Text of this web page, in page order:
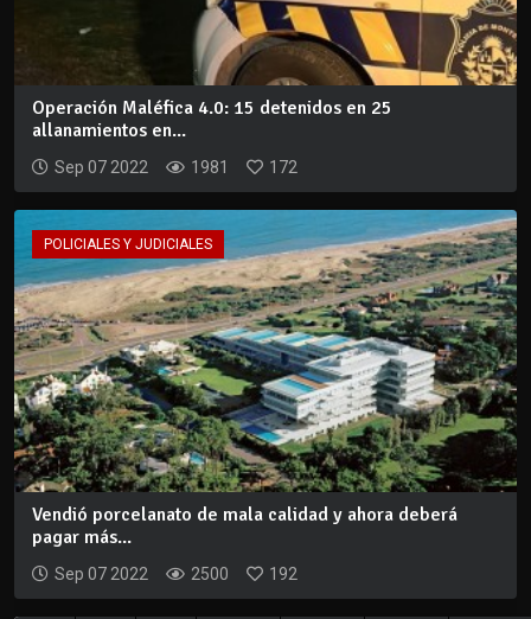
Operación Maléfica 4.0: 15 detenidos en 25
allanamientos en...
Sep 07 2022 1981 172
POLICIALES Y JUDICIALES
Vendió porcelanato de mala calidad y ahora deberá
pagar más...
Sep 07 2022 2500 192